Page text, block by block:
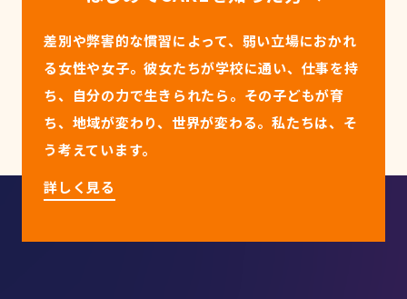
差別や弊害的な慣習によって、弱い立場におかれ
る女性や女子。彼女たちが学校に通い、仕事を持
ち、自分の力で生きられたら。 その子どもが育
ち、地域が変わり、世界が変わる。 私たちは、そ
う考えています。
詳しく見る